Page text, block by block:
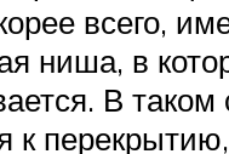
всего,
ниша, в
В таком
к